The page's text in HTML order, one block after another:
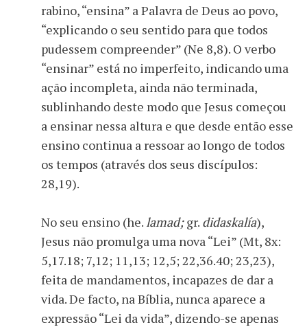
rabino, “ensina” a Palavra de Deus ao povo,
“explicando o seu sentido para que todos
pudessem compreender” (Ne 8,8). O verbo
“ensinar” está no imperfeito, indicando uma
ação incompleta, ainda não terminada,
sublinhando deste modo que Jesus começou
a ensinar nessa altura e que desde então esse
ensino continua a ressoar ao longo de todos
os tempos (através dos seus discípulos:
28,19).
No seu ensino (he. lamad;gr. didaskalía),
Jesus não promulga uma nova “Lei” (Mt, 8x:
5,17.18; 7,12; 11,13; 12,5; 22,36.40; 23,23),
feita de mandamentos, incapazes de dar a
vida. De facto, na Bíblia, nunca aparece a
expressão “Lei da vida”, dizendo-se apenas